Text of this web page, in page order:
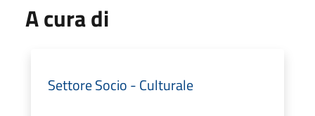
A cura di
Settore Socio - Culturale